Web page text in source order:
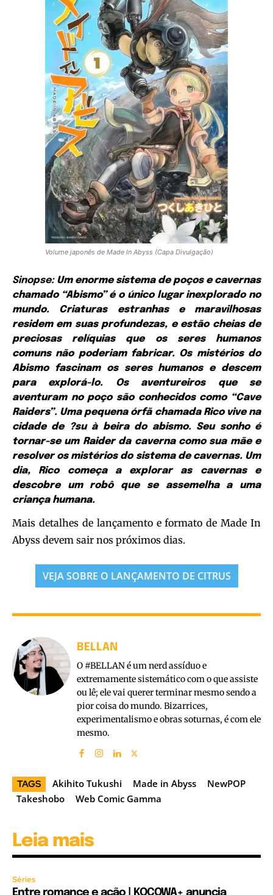
Volume japonês de Made In Abyss (Capa Divulgação)
Sinopse:Um enorme sistema de poços e cavernas
chamado “Abismo” é o único lugar inexplorado no
mundo. Criaturas estranhas e maravilhosas
residem em suas profundezas, e estão cheias de
preciosas relíquias que os seres humanos
comuns não poderiam fabricar. Os mistérios do
Abismo fascinam os seres humanos e descem
para explorá-lo. Os aventureiros que se
aventuram no poço são conhecidos como “Cave
Raiders”. Uma pequena órfã chamada Rico vive na
cidade de ?su à beira do abismo. Seu sonho é
tornar-se um Raider da caverna como sua mãe e
resolver os mistérios do sistema de cavernas. Um
dia, Rico começa a explorar as cavernas e
descobre um robô que se assemelha a uma
criança humana.
Mais detalhes de lançamento e formato de Made In
Abyss devem sair nos próximos dias.
VEJA SOBRE O LANÇAMENTO DE CITRUS
BELLAN
O #BELLAN é um nerd assíduo e
extremamente sistemático com o que assiste
ou lê; ele vai querer terminar mesmo sendo a
pior coisa do mundo. Bizarrices,
experimentalismo e obras soturnas, é com ele
mesmo.
TAGS Akihito Tukushi Made in Abyss
NewPOP
Takeshobo
Web Comic Gamma
Leia mais
Séries
Entre romance e ação | KOCOWA+ anuncia